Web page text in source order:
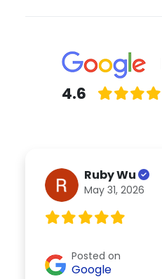
4.6
Ruby Wu
May 31, 2026
Posted on
Google